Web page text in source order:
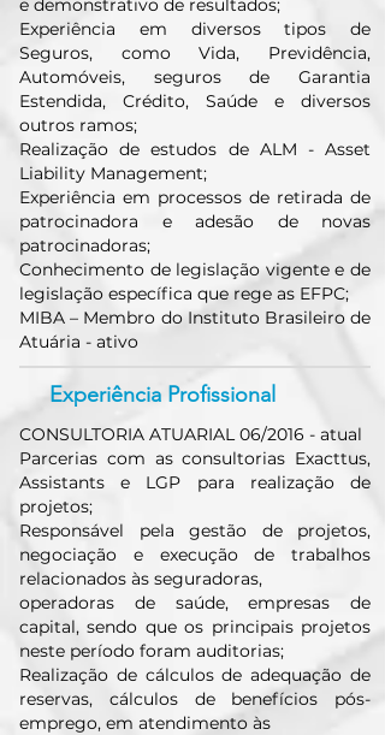
e demonstrativo de resultados;
Experiência em diversos tipos de
Seguros, como Vida, Previdência,
Automóveis, seguros de Garantia
Estendida, Crédito, Saúde e diversos
outros ramos;
Realização de estudos de ALM - Asset
Liability Management;
Experiência em processos de retirada de
patrocinadora e adesão de novas
patrocinadoras;
Conhecimento de legislação vigente e de
legislação específica que rege as EFPC;
MIBA – Membro do Instituto Brasileiro de
Atuária - ativo
Experiência Profissional
CONSULTORIA ATUARIAL 06/2016 - atual
Parcerias com as consultorias Exacttus,
Assistants e LGP para realização de
projetos;
Responsável pela gestão de projetos,
negociação e execução de trabalhos
relacionados às seguradoras,
operadoras de saúde, empresas de
capital, sendo que os principais projetos
neste período foram auditorias;
Realização de cálculos de adequação de
reservas, cálculos de benefícios pós-
emprego, em atendimento às